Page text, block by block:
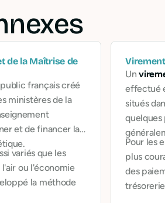
de la Maîtrise de
français créé
ministères de la
et de financer la
variés que les
ou l'économie
la méthode
Un
effectué
situés
quelques
Pour les
plus
des